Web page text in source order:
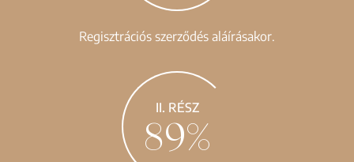
Regisztrációs szerződés aláírásakor.
II. RÉSZ
89%